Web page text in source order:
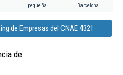
pequeña Barcelona
de Empresas del CNAE 4321
de